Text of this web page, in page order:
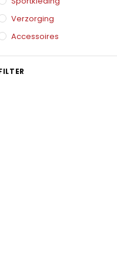
Verzorging
Accessoires